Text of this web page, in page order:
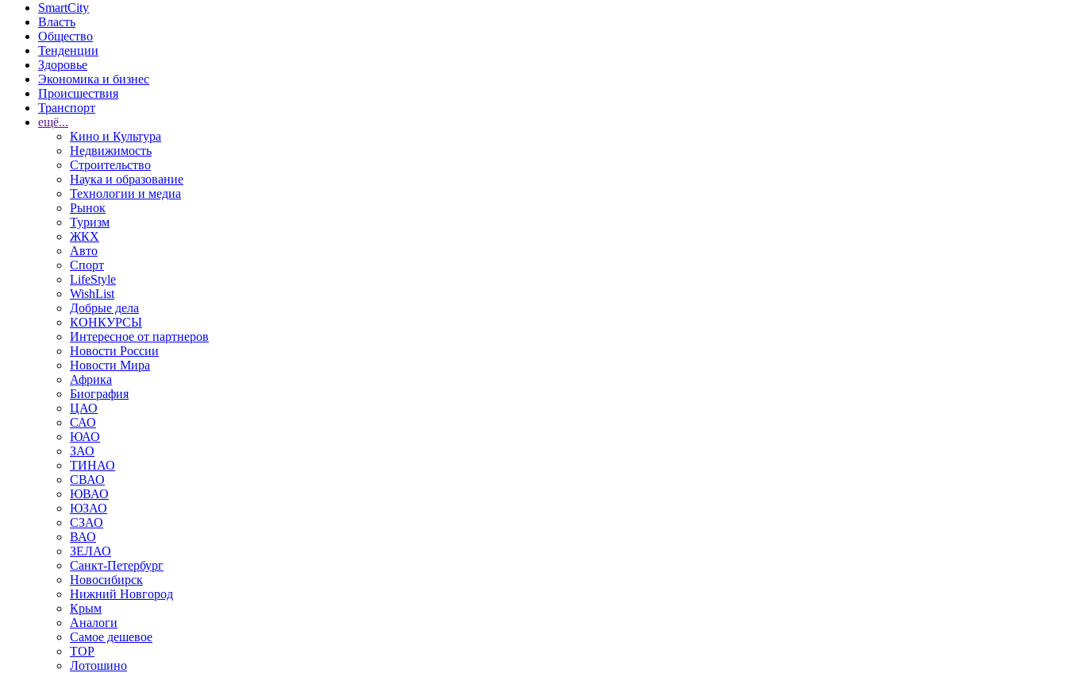
SmartCity
Власть
Общество
Тенденции
Здоровье
Экономика и бизнес
Происшествия
Транспорт
ещё...
Кино и Культура
Недвижимость
Строительство
Наука и образование
Технологии и медиа
Рынок
Туризм
ЖКХ
Авто
Спорт
LifeStyle
WishList
Добрые дела
КОНКУРСЫ
Интересное от партнеров
Новости России
Новости Мира
Африка
Биография
ЦАО
САО
ЮАО
ЗАО
ТИНАО
СВАО
ЮВАО
ЮЗАО
СЗАО
ВАО
ЗЕЛАО
Санкт-Петербург
Новосибирск
Нижний Новгород
Крым
Аналоги
Самое дешевое
TOP
Лотошино